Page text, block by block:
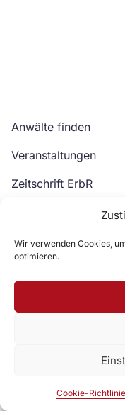
Wir verwenden Cookies,
optimieren.
Cookie-Richtlinie
Anwälte finden
Veranstaltungen
Zeitschrift ErbR